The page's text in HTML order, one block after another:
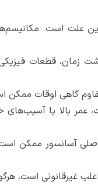
علت است.
زمان، قطعات
گاهی اوقات ممکن
عمر بالا یا
اصلی آسانسور ممکن
غیرقانونی است،